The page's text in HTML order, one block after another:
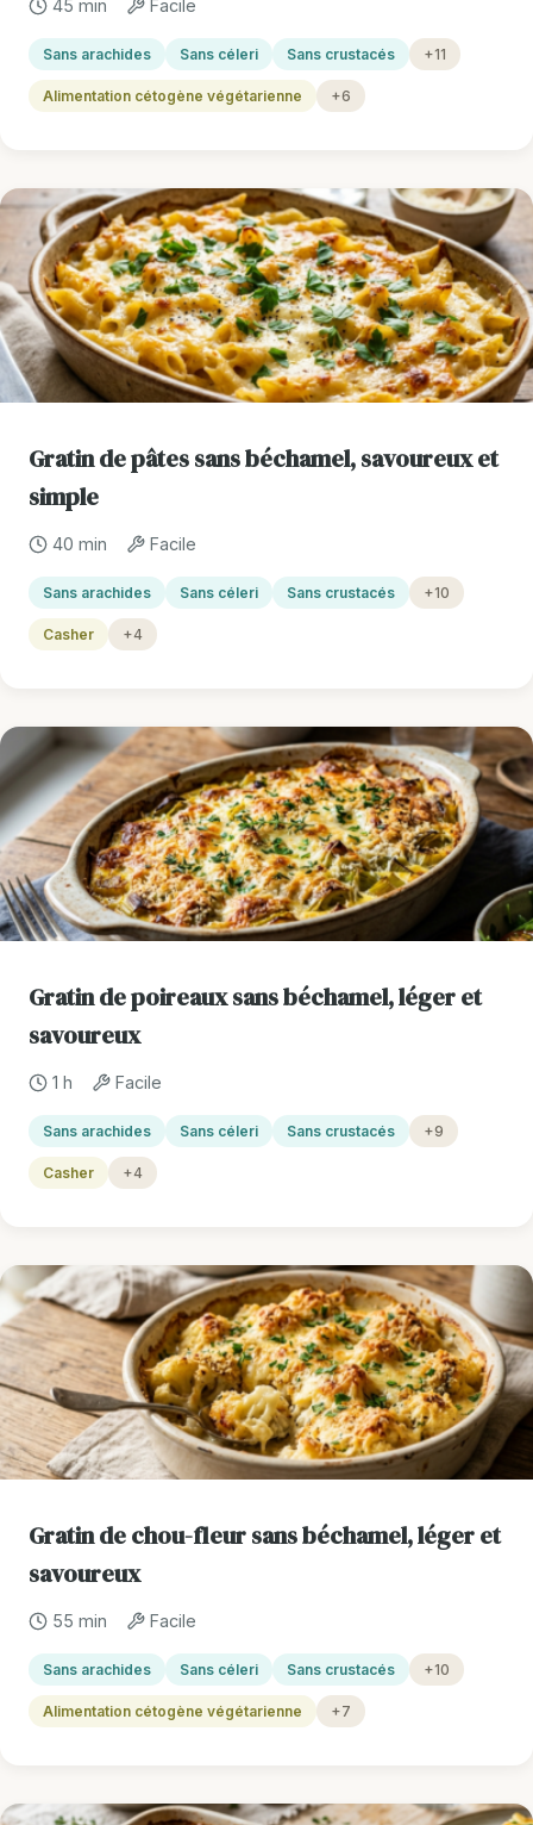
45 min Facile
Sans arachides Sans céleri Sans crustacés +11
Alimentation cétogène végétarienne +6
Gratin de pâtes sans béchamel, savoureux et
simple
40 min Facile
Sans arachides Sans céleri Sans crustacés +10
Casher +4
Gratin de poireaux sans béchamel, léger et
savoureux
1 h Facile
Sans arachides Sans céleri Sans crustacés +9
Casher +4
Gratin de chou-fleur sans béchamel, léger et
savoureux
55 min Facile
Sans arachides Sans céleri Sans crustacés +10
Alimentation cétogène végétarienne +7